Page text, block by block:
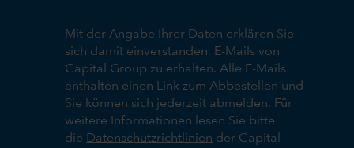
Mit der Angabe Ihrer Daten erklären Sie
sich damit einverstanden, E-Mails von
Capital Group zu erhalten. Alle E-Mails
enthalten einen Link zum Abbestellen und
Sie können sich jederzeit abmelden. Für
weitere Informationen lesen Sie bitte
die Datenschutzrichtlinien der Capital